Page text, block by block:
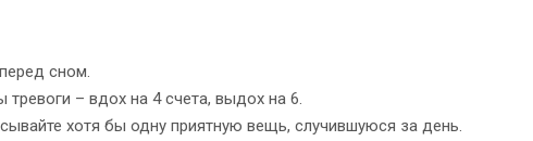
сном.
– вдох на 4 счета, выдох на 6.
хотя бы одну приятную вещь, случившуюся за день.